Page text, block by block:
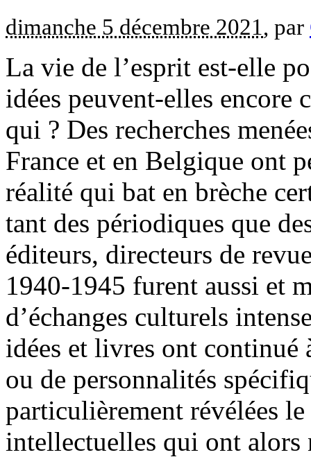
dimanche 5 décembre 2021, par
La vie de l’esprit est-elle
idées peuvent-elles encore
qui ? Des recherches
France et en Belgique ont
réalité qui bat en brèche
tant des périodiques que
éditeurs, directeurs de
1940-1945 furent aussi et
d’échanges culturels
idées et livres ont continué
ou de personnalités
particulièrement révélées
intellectuelles qui ont alors